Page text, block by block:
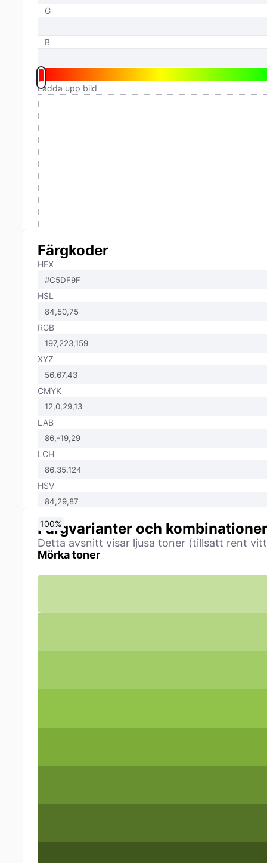
G
B
Ladda upp bild
Färgkoder
HEX
HSL
RGB
XYZ
CMYK
LAB
LCH
HSV
Färgvarianter och kombinationer
Detta avsnitt visar ljusa toner (tillsatt rent
Mörka toner
0%
10%
20%
30%
40%
50%
60%
70%
80%
90%
100%